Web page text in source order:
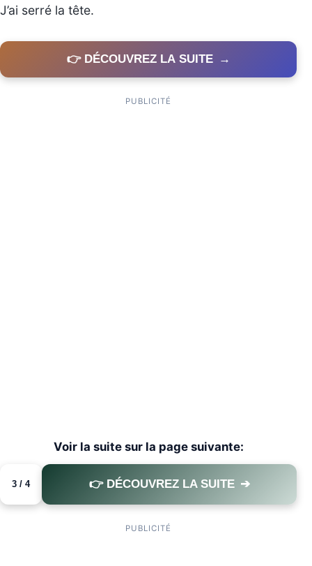
J’ai serré la tête.
👉 DÉCOUVREZ LA SUITE →
PUBLICITÉ
Voir la suite sur la page suivante:
3 / 4 👉 DÉCOUVREZ LA SUITE ➔
PAGE 3 OF 4
PUBLICITÉ